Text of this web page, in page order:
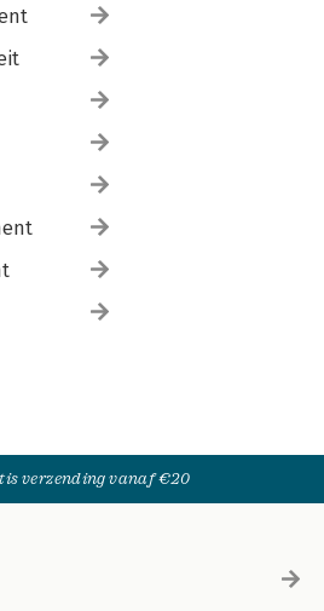
verzending vanaf €20